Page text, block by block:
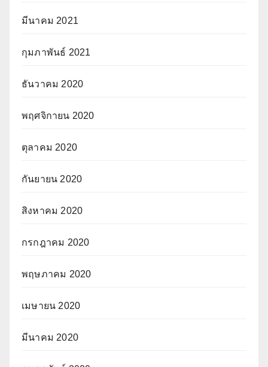
มีนาคม 2021
กุมภาพันธ์ 2021
ธันวาคม 2020
พฤศจิกายน 2020
ตุลาคม 2020
กันยายน 2020
สิงหาคม 2020
กรกฎาคม 2020
พฤษภาคม 2020
เมษายน 2020
มีนาคม 2020